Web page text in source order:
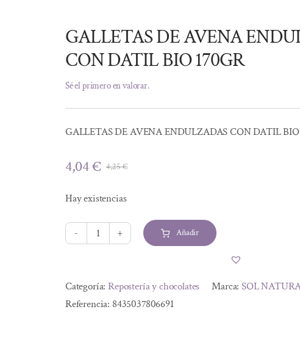
GALLETAS DE AVENA
CON DATIL BIO 170GR
Sé el primero en valorar.
GALLETAS DE AVENA ENDULZADAS CON DATIL
4,25€El
era:
4,25 €.
4,04€
El
es:
4,04 €.
Hay existencias
GALLETAS
ENDULZADAS
CON
Añadir
Categoría:Repostería y chocolates Marca: SOL
Referencia: 8435037806691